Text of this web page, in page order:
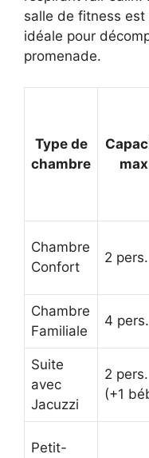
salle de fitness
idéale pour
promenade.
Type de
chambre
Chambre
Confort
2 pers.
Chambre
Familiale
4 pers.
Suite
avec
Jacuzzi
2 pers.
(+1
Petit-